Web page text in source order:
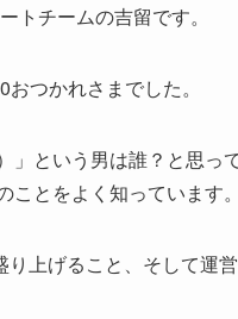
トチームの吉留です。
つかれさまでした。
」という男は誰？と思っ
とをよく知っています。
上げること、そして運